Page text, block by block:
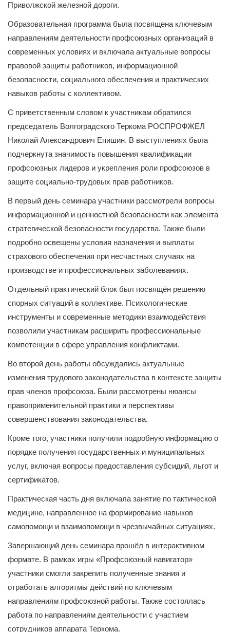
Приволжской железной дороги.
Образовательная программа была посвящена ключевым
направлениям деятельности профсоюзных организаций в
современных условиях и включала актуальные вопросы
правовой защиты работников, информационной
безопасности, социального обеспечения и практических
навыков работы с коллективом.
С приветственным словом к участникам обратился
председатель Волгоградского Теркома РОСПРОФЖЕЛ
Николай Александрович Епишин. В выступлениях была
подчеркнута значимость повышения квалификации
профсоюзных лидеров и укрепления роли профсоюзов в
защите социально-трудовых прав работников.
В первый день семинара участники рассмотрели вопросы
информационной и ценностной безопасности как элемента
стратегической безопасности государства. Также были
подробно освещены условия назначения и выплаты
страхового обеспечения при несчастных случаях на
производстве и профессиональных заболеваниях.
Отдельный практический блок был посвящён решению
спорных ситуаций в коллективе. Психологические
инструменты и современные методики взаимодействия
позволили участникам расширить профессиональные
компетенции в сфере управления конфликтами.
Во второй день работы обсуждались актуальные
изменения трудового законодательства в контексте защиты
прав членов профсоюза. Были рассмотрены нюансы
правоприменительной практики и перспективы
совершенствования законодательства.
Кроме того, участники получили подробную информацию о
порядке получения государственных и муниципальных
услуг, включая вопросы предоставления субсидий, льгот и
сертификатов.
Практическая часть дня включала занятие по тактической
медицине, направленное на формирование навыков
самопомощи и взаимопомощи в чрезвычайных ситуациях.
Завершающий день семинара прошёл в интерактивном
формате. В рамках игры «Профсоюзный навигатор»
участники смогли закрепить полученные знания и
отработать алгоритмы действий по ключевым
направлениям профсоюзной работы. Также состоялась
работа по направлениям деятельности с участием
сотрудников аппарата Теркома.